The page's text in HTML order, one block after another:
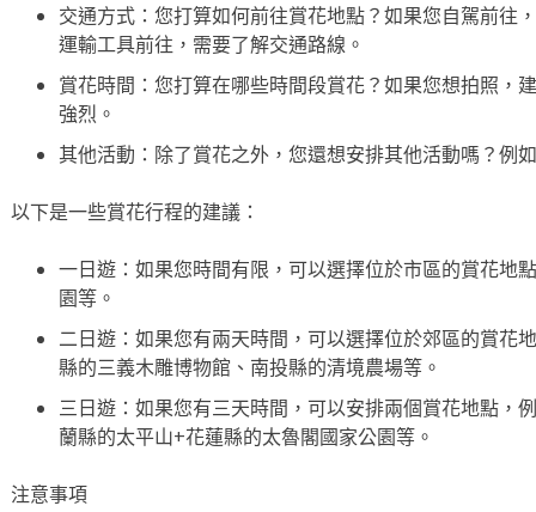
交通方式：您打算如何前往賞花地點？如果您自駕前往
運輸工具前往，需要了解交通路線。
賞花時間：您打算在哪些時間段賞花？如果您想拍照，
強烈。
其他活動：除了賞花之外，您還想安排其他活動嗎？例
以下是一些賞花行程的建議：
一日遊：如果您時間有限，可以選擇位於市區的賞花地
園等。
二日遊：如果您有兩天時間，可以選擇位於郊區的賞花
縣的三義木雕博物館、南投縣的清境農場等。
三日遊：如果您有三天時間，可以安排兩個賞花地點，
蘭縣的太平山+花蓮縣的太魯閣國家公園等。
注意事項